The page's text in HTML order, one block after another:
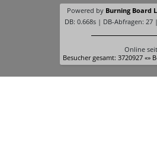
Powered by Burning Board
DB: 0.668s | DB-Abfragen: 27
Online
Besucher gesamt: 3720927 «»